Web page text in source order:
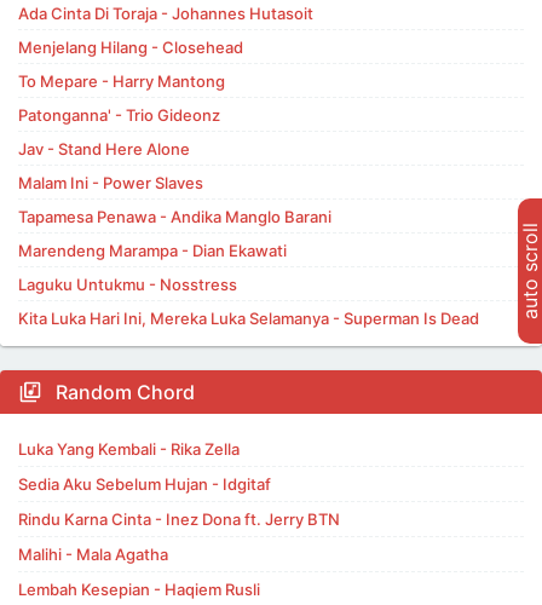
Ada Cinta Di Toraja - Johannes Hutasoit
Menjelang Hilang - Closehead
To Mepare - Harry Mantong
Patonganna' - Trio Gideonz
Jav - Stand Here Alone
Malam Ini - Power Slaves
Tapamesa Penawa - Andika Manglo Barani
Marendeng Marampa - Dian Ekawati
Laguku Untukmu - Nosstress
Kita Luka Hari Ini, Mereka Luka Selamanya - Superman Is Dead
Random Chord
Luka Yang Kembali - Rika Zella
Sedia Aku Sebelum Hujan - Idgitaf
Rindu Karna Cinta - Inez Dona ft. Jerry BTN
Malihi - Mala Agatha
Lembah Kesepian - Haqiem Rusli
auto scroll